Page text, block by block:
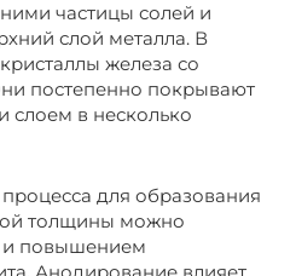
частицы солей и
слой металла. В
железа со
постепенно покрывают
слоем в несколько
для образования
толщины можно
и повышением